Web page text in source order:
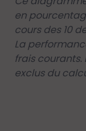
en
cours des 10
La
frais courants.
exclus du